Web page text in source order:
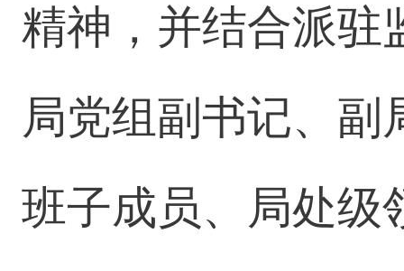
精神，并结合派驻
局党组副书记、副
班子成员、局处级